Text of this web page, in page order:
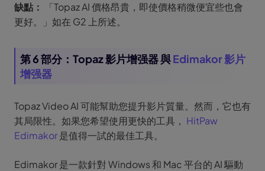
缺點：
「Topaz AI 價格昂貴，即使價格稍微便宜些也會
更好。」如在 G2 上所述。
第 6 部分：Topaz 影片增强器 與Edimakor 影片
增强器
Topaz Video AI 可能幫助您提升影片質量。然而，它也有
其局限性。如果您希望使用更快的工具， HitPaw
Edimakor是值得一試的最佳工具。
Edimakor 是一款針對 Windows 和 Mac 平台的 AI 驅動